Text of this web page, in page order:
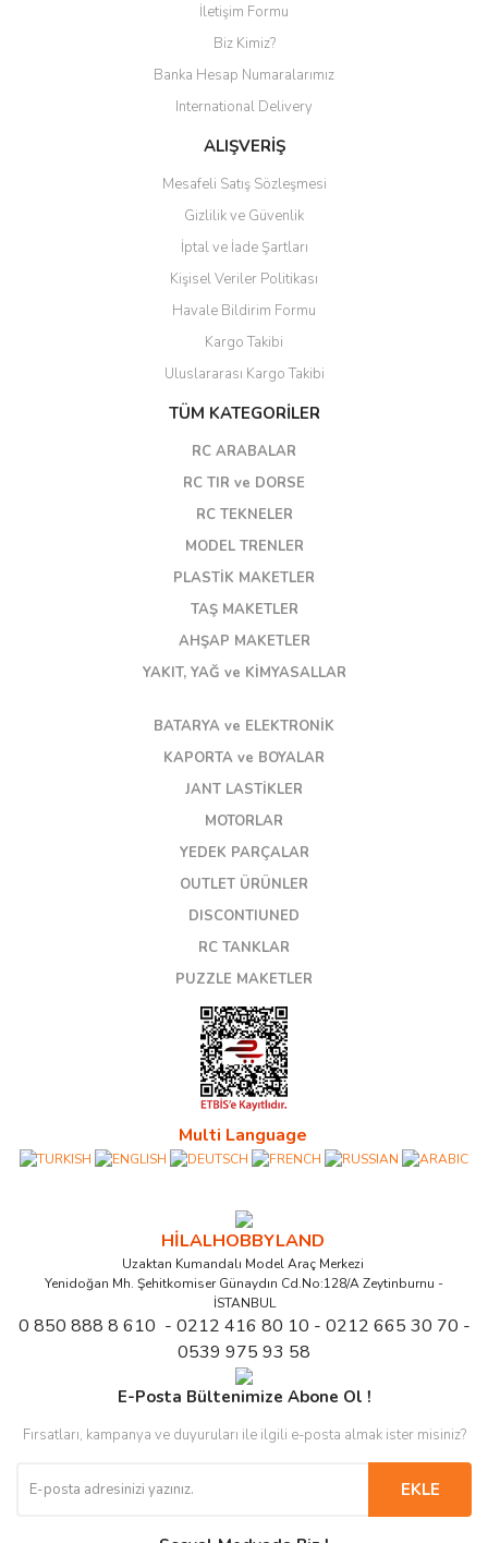
İletişim Formu
Biz Kimiz?
Banka Hesap Numaralarımız
International Delivery
ALIŞVERİŞ
Mesafeli Satış Sözleşmesi
Gizlilik ve Güvenlik
İptal ve İade Şartları
Kişisel Veriler Politikası
Havale Bildirim Formu
Kargo Takibi
Uluslararası Kargo Takibi
TÜM KATEGORİLER
RC ARABALAR
RC TIR ve DORSE
RC TEKNELER
MODEL TRENLER
PLASTİK MAKETLER
TAŞ MAKETLER
AHŞAP MAKETLER
YAKIT, YAĞ ve KİMYASALLAR
BATARYA ve ELEKTRONİK
KAPORTA ve BOYALAR
JANT LASTİKLER
MOTORLAR
YEDEK PARÇALAR
OUTLET ÜRÜNLER
DISCONTIUNED
RC TANKLAR
PUZZLE MAKETLER
Multi Language
HİLALHOBBYLAND
Uzaktan Kumandalı Model Araç Merkezi
Yenidoğan Mh. Şehitkomiser Günaydın Cd.No:128/A Zeytinburnu -
İSTANBUL
0 850 888 8 610 - 0212 416 80 10 - 0212 665 30 70 -
0539 975 93 58
E-Posta Bültenimize Abone Ol !
Fırsatları, kampanya ve duyuruları ile ilgili e-posta almak ister misiniz?
EKLE